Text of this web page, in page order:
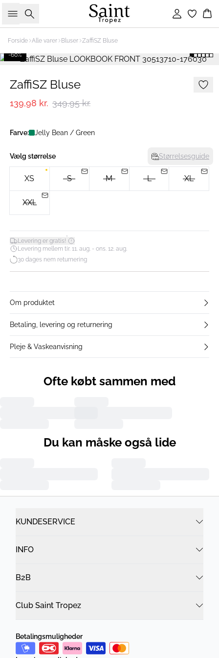
Søg Log ind
Forside Alle varer Bluser ZaffiSZ Bluse
-60%
ZaffiSZ Bluse
139,98 kr. 349,95 kr.
Farve: Jelly Bean / Green
Vælg størrelse Størrelsesguide
XS S M L XL
XXL
Levering er gratis!*
Levering mellem tir. 11. aug. - ons. 12. aug.
30 dages nem returnering
Om produktet
Betaling, levering og returnering
Pleje & Vaskeanvisning
Ofte købt sammen med
Du kan måske også lide
KUNDESERVICE
INFO
B2B
Club Saint Tropez
Betalingsmuligheder